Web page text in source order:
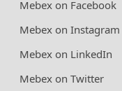
Mebex on Facebook
Mebex on Instagram
Mebex on LinkedIn
Mebex on Twitter